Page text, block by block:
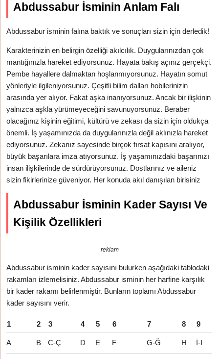
Abdussabur İsminin Anlam Falı
Abdussabur isminin falına baktık ve sonuçları sizin için derledik!
Karakterinizin en belirgin özelliği akılcılık. Duygularınızdan çok
mantığınızla hareket ediyorsunuz. Hayata bakış açınız gerçekçi.
Pembe hayallere dalmaktan hoşlanmıyorsunuz. Hayatın somut
yönleriyle ilgileniyorsunuz. Çeşitli bilim dalları hobilerinizin
arasında yer alıyor. Fakat aşka inanıyorsunuz. Ancak bir ilişkinin
yalnızca aşkla yürümeyeceğini savunuyorsunuz. Beraber
olacağınız kişinin eğitimi, kültürü ve zekası da sizin için oldukça
önemli. İş yaşamınızda da duygularınızla değil aklınızla hareket
ediyorsunuz. Zekanız sayesinde birçok fırsat kapısını aralıyor,
büyük başarılara imza atıyorsunuz. İş yaşamınızdaki başarınızı
insan ilişkilerinde de sürdürüyorsunuz. Dostlarınız ve aileniz
sizin fikirlerinize güveniyor. Her konuda akıl danışılan birisiniz
Abdussabur İsminin Kader Sayısı Ve
Kişilik Özellikleri
reklam
Abdussabur isminin kader sayısını bulurken aşağıdaki tablodaki
rakamları izlemelisiniz. Abdussabur isminin her harfine karşılık
bir kader rakamı belirlenmiştir. Bunların toplamı Abdussabur
kader sayısını verir.
1 2 3 4 5 6 7 8 9
A B C-Ç D E F G-Ğ H İ-I